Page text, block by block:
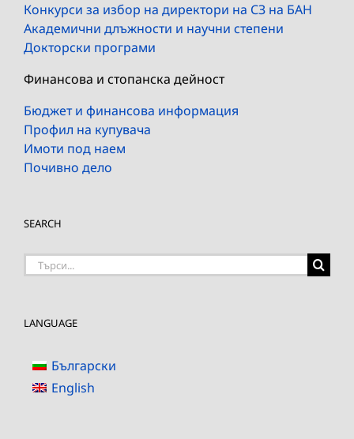
Конкурси за избор на директори на СЗ на БАН
Академични длъжности и научни степени
Докторски програми
Финансова и стопанска дейност
Бюджет и финансова информация
Профил на купувача
Имоти под наем
Почивно дело
SEARCH
Търсене
LANGUAGE
Български
English